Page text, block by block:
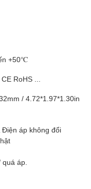
+50℃
RoHS ...
/ 4.72*1.97*1.30in
Điện áp không đổi
áp.